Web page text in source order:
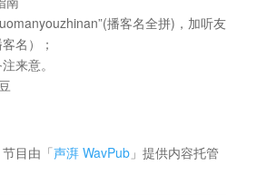
播客名全拼)，加听友
名）；
来意。
节目由「声湃 WavPub」提供内容托管